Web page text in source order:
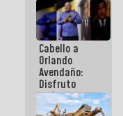
Cabello a
Orlando
Avendaño:
Disfruto
cada vez
que escribes